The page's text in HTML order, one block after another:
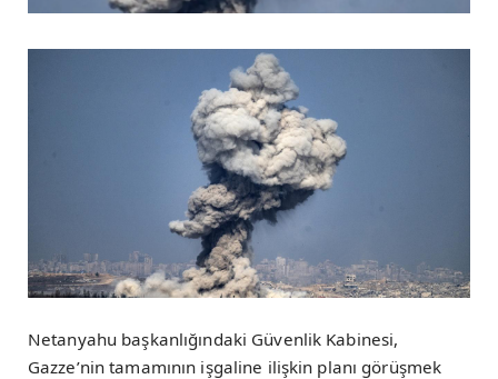
Netanyahu başkanlığındaki Güvenlik Kabinesi,
Gazze’nin tamamının işgaline ilişkin planı görüşmek